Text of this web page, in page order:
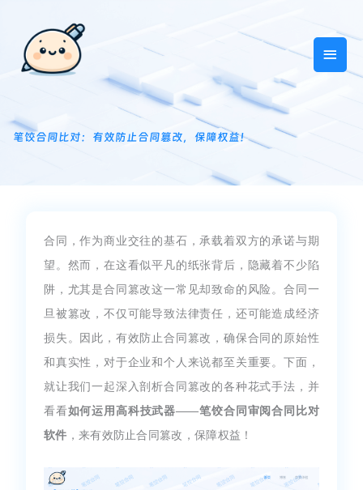
主
菜
笔饺合同比对：有效防止合同篡改，保障权益！
合同，作为商业交往的基石，承载着双方的承诺与期
望。然而，在这看似平凡的纸张背后，隐藏着不少陷
阱，尤其是合同篡改这一常见却致命的风险。合同一
旦被篡改，不仅可能导致法律责任，还可能造成经济
损失。因此，有效防止合同篡改，确保合同的原始性
和真实性，对于企业和个人来说都至关重要。下面，
就让我们一起深入剖析合同篡改的各种花式手法，并
看看如何运用高科技武器——笔饺合同审阅合同比对
软件 ，来有效防止合同篡改，保障权益！